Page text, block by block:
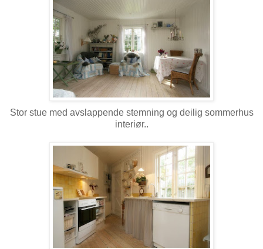
Stor stue med avslappende stemning og deilig sommerhus
interiør..